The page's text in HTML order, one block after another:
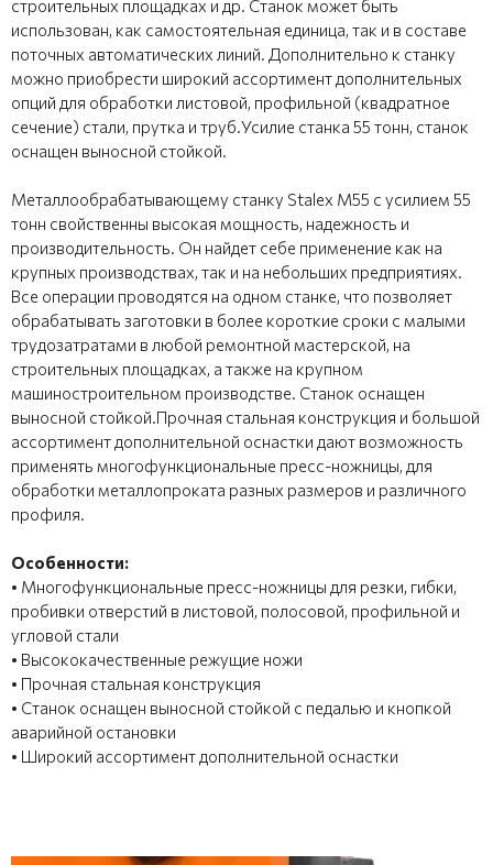
строительных площадках и др. Станок может быть
использован, как самостоятельная единица, так и в составе
поточных автоматических линий. Дополнительно к станку
можно приобрести широкий ассортимент дополнительных
опций для обработки листовой, профильной (квадратное
сечение) стали, прутка и труб.Усилие станка 55 тонн, станок
оснащен выносной стойкой.
Металлообрабатывающему станку Stalex M55 с усилием 55
тонн свойственны высокая мощность, надежность и
производительность. Он найдет себе применение как на
крупных производствах, так и на небольших предприятиях.
Все операции проводятся на одном станке, что позволяет
обрабатывать заготовки в более короткие сроки с малыми
трудозатратами в любой ремонтной мастерской, на
строительных площадках, а также на крупном
машиностроительном производстве. Станок оснащен
выносной стойкой.Прочная стальная конструкция и большой
ассортимент дополнительной оснастки дают возможность
применять многофункциональные пресс-ножницы, для
обработки металлопроката разных размеров и различного
профиля.
Особенности:
• Многофункциональные пресс-ножницы для резки, гибки,
пробивки отверстий в листовой, полосовой, профильной и
угловой стали
• Высококачественные режущие ножи
• Прочная стальная конструкция
• Станок оснащен выносной стойкой с педалью и кнопкой
аварийной остановки
• Широкий ассортимент дополнительной оснастки